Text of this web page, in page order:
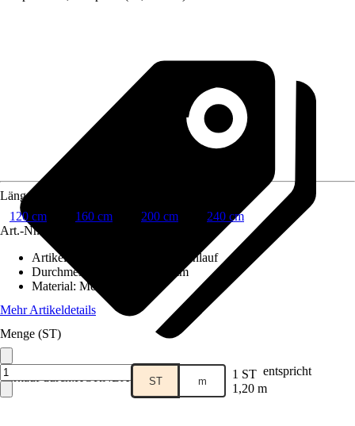
Verkauf durch:HORNBACH
Länge Stange
120 cm
160 cm 200 cm
240 cm
Art.-Nr.
Artikeltyp
Gardinenstange Innenlauf
Durchmesser Stange
Ø 20 mm
Material: Metall
Mehr Artikeldetails
Menge (ST)
ST m 1 ST entspricht
1,20 m